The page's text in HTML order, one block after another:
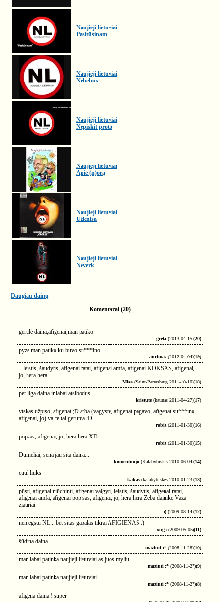
Naujieji lietuviai
Pasitūsinam
Naujieji lietuviai
Nebebus
Naujieji lietuviai
Nepiskit proto
Naujieji lietuviai
Apie (n)orą
Naujieji lietuviai
Užknisa
Naujieji lietuviai
Neverk
Daugiau dainų
Komentarai (20)
gerulė daina,afigenai,man patiko
greta (2013-04-15)(20)
pyze man patiko ku buvo su***ino
aurimas (2012-04-04)(19)
...leistis, šaudytis, afigenai ratai, afigenai amfa, afigenai KOKSAS, afigenai,
jo, hera hera...
Misa (Saint-Perersburg 2011-10-10)(18)
per ilga daina ir labai atsibodus
kristute(kaunas 2011-04-27)(17)
viskas užpiso, afigenai ;D arba (vagystė, afigenai pagavo, afigenai su***ino,
afigenai, jo) va ce tai geruma :D
robiz(2011-01-30)(16)
popsas, afigenai, jo, hera hera XD
robiz(2011-01-30)(15)
Durneliai, sena jau sita daina...
komentuoju (Kalabybiskis 2010-06-04)(14)
cuul liuks
kakas (kalabybiskes 2010-01-23)(13)
pūsti, afigenai niūchinti, afigenai valgyti, leistis, šaudytis, afigenai ratai,
afigenai amfa, afigenai pop sas, afigenai, jo, hera hera Zeba dainike.Vaza
ziauriai
:) (2009-08-14)(12)
nemegstu NL... bet sitas gabalas tikrai AFIGIENAS :)
xuga (2009-05-05)(11)
šūdina daina
maziuti :* (2008-11-28)(10)
man labai patinka naujieji lietuviai as juos myliu
maziuti :* (2008-11-27)(9)
man labai patinka naujieji lietuviai
maziuti :* (2008-11-27)(8)
afigena daina ! super